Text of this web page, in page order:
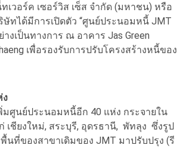
ทเวอร์ค เซอร์วิส เซ็ส จำกัด (มหาชน) หรือ
ษัทได้มีการเปิดตัว “ศูนย์ประนอมหนี้ JMT
างเป็นทางการ ณ อาคาร Jas Green
เพื่อรองรับการปรับโครงสร้างหนี้ของ
ง
ศูนย์ประนอมหนี้อีก 40 แห่ง กระจายใน
เชียงใหม่, สระบุรี, อุดรธานี, พัทลุง ซึ่งรูป
นที่ของสาขาเดิมของ JMT มาปรับปรุง (รี